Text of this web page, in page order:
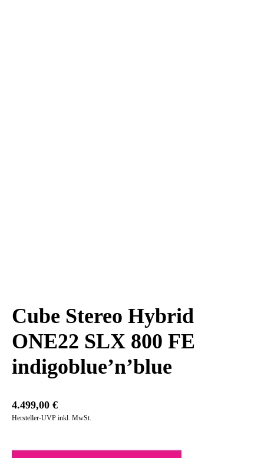
Cube Stereo Hybrid
ONE22 SLX 800 FE
indigoblue’n’blue
4.499,00 €
Hersteller-UVP inkl. MwSt.